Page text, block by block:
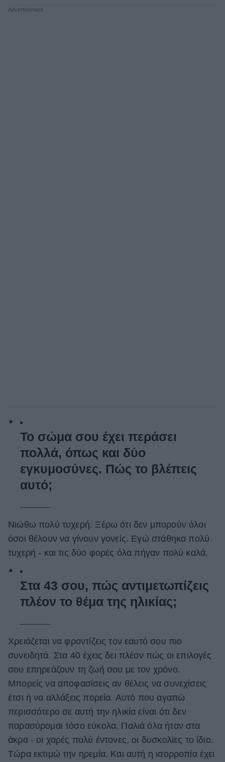
Το σώμα σου έχει περάσει
πολλά, όπως και δύο
εγκυμοσύνες. Πώς το βλέπεις
αυτό;
Νιώθω πολύ τυχερή. Ξέρω ότι δεν μπορούν όλοι
όσοι θέλουν να γίνουν γονείς. Εγώ στάθηκα πολύ
τυχερή - και τις δύο φορές όλα πήγαν πολύ καλά.
Στα 43 σου, πώς αντιμετωπίζεις
πλέον το θέμα της ηλικίας;
Χρειάζεται να φροντίζεις τον εαυτό σου πιο
συνειδητά. Στα 40 έχεις δει πλέον πώς οι επιλογές
σου επηρεάζουν τη ζωή σου με τον χρόνο.
Μπορείς να αποφασίσεις αν θέλεις να συνεχίσεις
έτσι ή να αλλάξεις πορεία. Αυτό που αγαπώ
περισσότερο σε αυτή την ηλικία είναι ότι δεν
παρασύρομαι τόσο εύκολα. Παλιά όλα ήταν στα
άκρα - οι χαρές πολύ έντονες, οι δυσκολίες το ίδιο.
Τώρα εκτιμώ την ηρεμία. Και αυτή η ισορροπία έχει